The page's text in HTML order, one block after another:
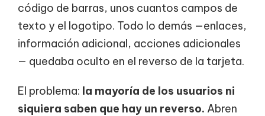
código de barras, unos cuantos campos de
texto y el logotipo. Todo lo demás —enlaces,
información adicional, acciones adicionales
— quedaba oculto en el reverso de la tarjeta.
El problema: la mayoría de los usuarios ni
siquiera saben que hay un reverso. Abren